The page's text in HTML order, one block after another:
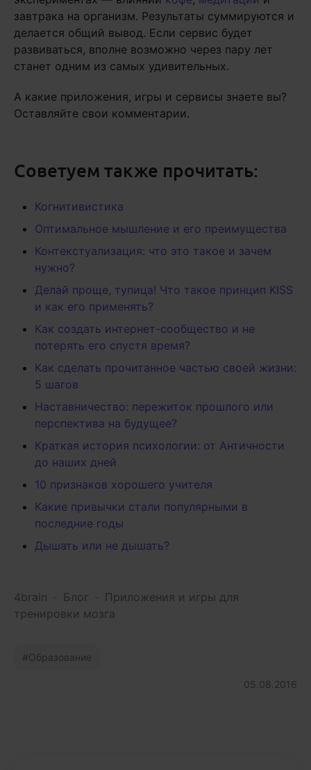
завтрака на организм. Результаты суммируются и
делается общий вывод. Если сервис будет
развиваться, вполне возможно через пару лет
станет одним из самых удивительных.
А какие приложения, игры и сервисы знаете вы?
Оставляйте свои комментарии.
Советуем также прочитать:
Когнитивистика
Оптимальное мышление и его преимущества
Контекстуализация: что это такое и зачем
нужно?
Делай проще, тупица! Что такое принцип KISS
и как его применять?
Как создать интернет-сообщество и не
потерять его спустя время?
Как сделать прочитанное частью своей жизни:
5 шагов
Наставничество: пережиток прошлого или
перспектива на будущее?
Краткая история психологии: от Античности
до наших дней
10 признаков хорошего учителя
Какие привычки стали популярными в
последние годы
Дышать или не дышать?
4brain Блог
Приложения и игры для
тренировки мозга
Образование
05.08.2016